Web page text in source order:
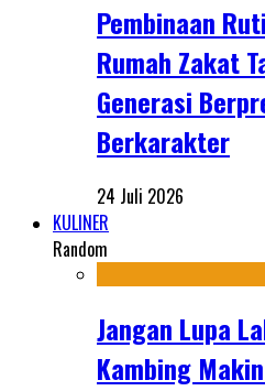
Pembinaan
Rumah Zakat
Generasi
Berkarakter
24 Juli 2026
KULINER
Random
Jangan Lupa
Kambing